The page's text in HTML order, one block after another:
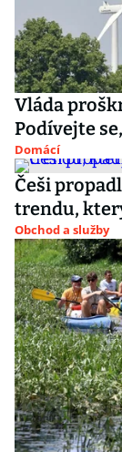
Vláda
Podívejte
Domácí
Češi
trendu,
Obchod a služby